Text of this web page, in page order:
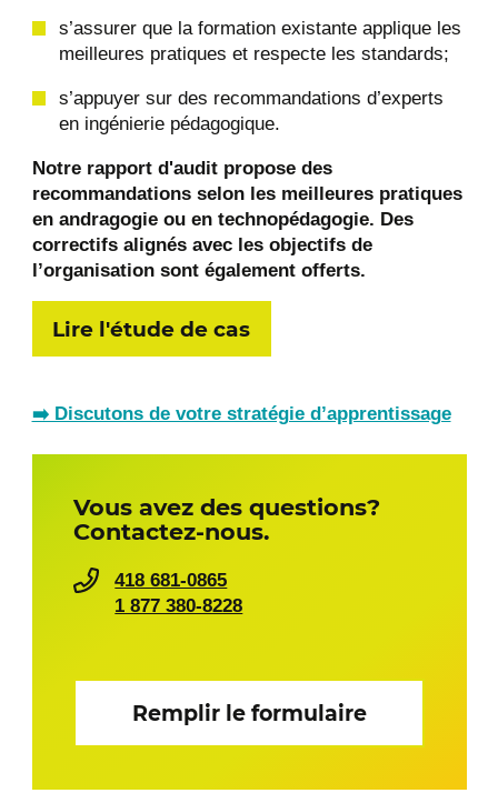
s’assurer que la formation existante applique les
meilleures pratiques et respecte les standards;
s’appuyer sur des recommandations d’experts
en ingénierie pédagogique.
Notre rapport d'audit propose des
recommandations selon les meilleures pratiques
en andragogie ou en technopédagogie. Des
correctifs alignés avec les objectifs de
l’organisation sont également offerts.
Lire l'étude de cas
➡️ Discutons de votre stratégie d’apprentissage
Vous avez des questions?
Contactez-nous.
418 681-0865
1 877 380-8228
Remplir le formulaire